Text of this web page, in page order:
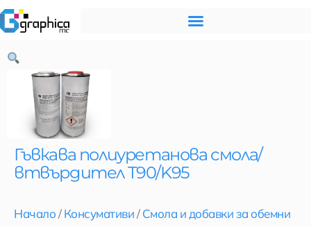
Skip
to
content
Гъвкава полиуретанова смола/
втвърдител T90/K95
Начало/Консумативи/Смола и добавки за обемни